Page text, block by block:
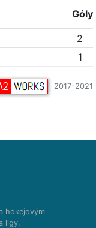
Góly
2
1
2017-2021
hokejovým
ligy.